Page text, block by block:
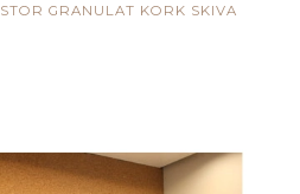
STOR GRANULAT KORK SKIVA